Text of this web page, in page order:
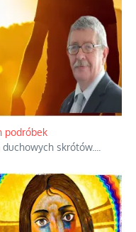
podróbek
skrótów.